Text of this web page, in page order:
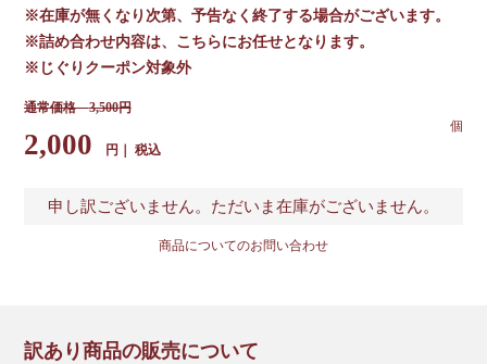
※在庫が無くなり次第、予告なく終了する場合がございます。
※詰め合わせ内容は、こちらにお任せとなります。
※じぐりクーポン対象外
3,500
2,000 税込
申し訳ございません。ただいま在庫がございません。
商品についてのお問い合わせ
訳あり商品の販売について